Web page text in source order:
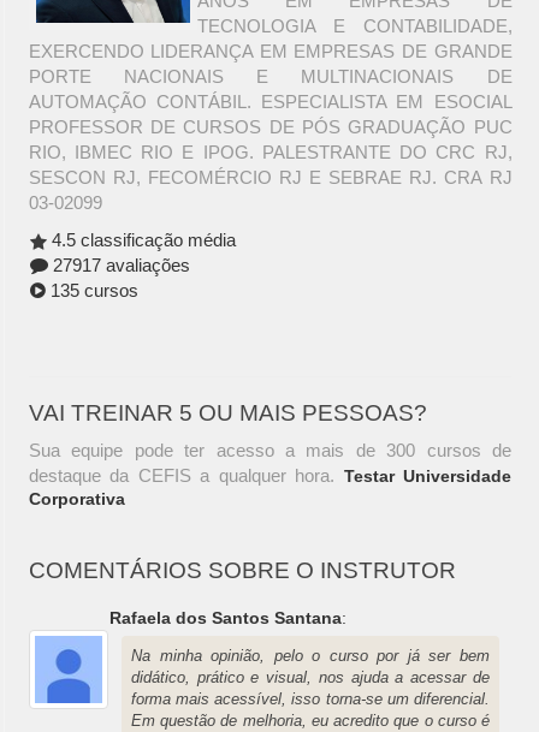
TECNOLOGIA E CONTABILIDADE,
EXERCENDO LIDERANÇA EM EMPRESAS DE GRANDE
PORTE NACIONAIS E MULTINACIONAIS DE
AUTOMAÇÃO CONTÁBIL. ESPECIALISTA EM ESOCIAL
PROFESSOR DE CURSOS DE PÓS GRADUAÇÃO PUC
RIO, IBMEC RIO E IPOG. PALESTRANTE DO CRC RJ,
SESCON RJ, FECOMÉRCIO RJ E SEBRAE RJ. CRA RJ
03-02099
4.5 classificação média
27917 avaliações
135 cursos
VAI TREINAR 5 OU MAIS PESSOAS?
Sua equipe pode ter acesso a mais de 300 cursos de
destaque da CEFIS a qualquer hora. Testar Universidade
Corporativa
COMENTÁRIOS SOBRE O INSTRUTOR
Rafaela dos Santos Santana:
Na minha opinião, pelo o curso por já ser bem
didático, prático e visual, nos ajuda a acessar de
forma mais acessível, isso torna-se um diferencial.
Em questão de melhoria, eu acredito que o curso é